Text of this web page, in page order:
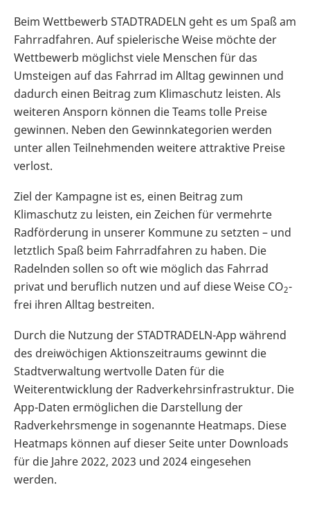
Beim Wettbewerb STADTRADELN geht es um Spaß am
Fahrradfahren. Auf spielerische Weise möchte der
Wettbewerb möglichst viele Menschen für das
Umsteigen auf das Fahrrad im Alltag gewinnen und
dadurch einen Beitrag zum Klimaschutz leisten. Als
weiteren Ansporn können die Teams tolle Preise
gewinnen. Neben den Gewinnkategorien werden
unter allen Teilnehmenden weitere attraktive Preise
verlost.
Ziel der Kampagne ist es, einen Beitrag zum
Klimaschutz zu leisten, ein Zeichen für vermehrte
Radförderung in unserer Kommune zu setzten – und
letztlich Spaß beim Fahrradfahren zu haben. Die
Radelnden sollen so oft wie möglich das Fahrrad
privat und beruflich nutzen und auf diese Weise CO2-
frei ihren Alltag bestreiten.
Durch die Nutzung der STADTRADELN-App während
des dreiwöchigen Aktionszeitraums gewinnt die
Stadtverwaltung wertvolle Daten für die
Weiterentwicklung der Radverkehrsinfrastruktur. Die
App-Daten ermöglichen die Darstellung der
Radverkehrsmenge in sogenannte Heatmaps. Diese
Heatmaps können auf dieser Seite unter Downloads
für die Jahre 2022, 2023 und 2024 eingesehen
werden.